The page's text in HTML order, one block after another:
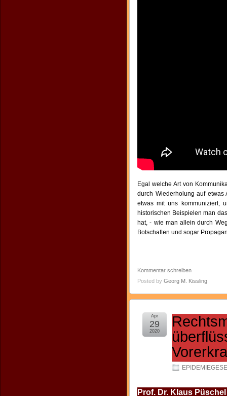
Egal welche Art von
durch Wiederholung auf
etwas mit uns kommuniziert,
historischen Beispielen man
hat, - wie man allein durch
Botschaften und sogar
Kommentar schreiben
Posted by Georg M. Kissling
Apr
29
2020
Prof. Dr. Klaus